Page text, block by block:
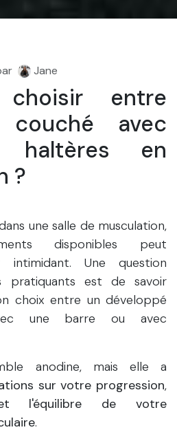
Jane
choisir entre
couché avec
haltères en
?
une salle de musculation,
disponibles peut
intimidant. Une question
pratiquants est de savoir
choix entre un développé
une barre ou avec
anodine, mais elle a
sur votre progression,
l'équilibre de votre
.